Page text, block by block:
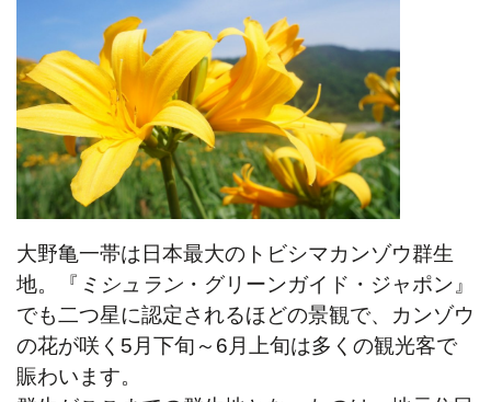
大野亀一帯は日本最大のトビシマカンゾウ群生
地。『 ミシュラン ・グリーンガイド・ ジャポン』
でも二つ星に認定されるほどの景観で、カンゾウ
の花が咲く5月下旬～6月上旬は多くの観光客で
賑わいます。